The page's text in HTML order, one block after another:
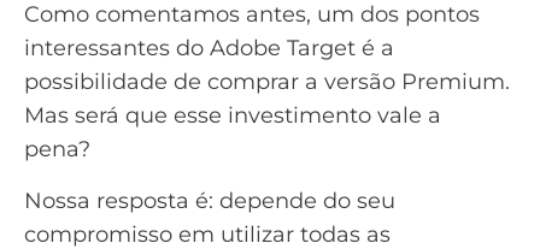
Como comentamos antes, um dos pontos
interessantes do Adobe Target é a
possibilidade de comprar a versão Premium.
Mas será que esse investimento vale a
pena?
Nossa resposta é: depende do seu
compromisso em utilizar todas as